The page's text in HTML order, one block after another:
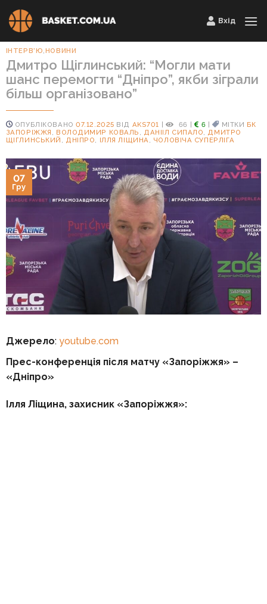
Skip
to
Вхід
ІНТЕРВ'Ю,НОВИНИ
Дмитро Щіглинський: “Могли мати
шанс перемогти “Дніпро”, якби зіграли
більш організовано”
ОПУБЛІКОВАНО07.12.2025 ВІД AKS701 | 66 | 6 | МІТКИ БК
ЗАПОРІЖЖЯ
ВОЛОДИМИР КОВАЛЬ ДАНІІЛ СИПАЛО
ДМИТРО
ЩІГЛИНСЬКИЙ
ДНІПРО ІЛЛЯ ЛІЩИНА ЧОЛОВІЧА СУПЕРЛІГА
07
Гру
Джерело: youtube.com
Прес-конференція після матчу «Запоріжжя» –
«Дніпро»
Ілля Ліщина, захисник «Запоріжжя»: